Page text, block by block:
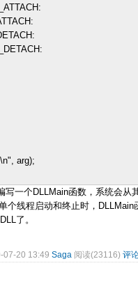
" , arg);
一个DLLMain函数，系统会从
个线程启动和终止时，DLLMain
了。
07-20 13:49 Saga 阅读(23116) 评